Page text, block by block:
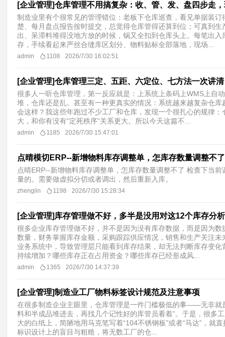
[企业管理]仓库管理不用搞复杂：收、管、发、盘四步走
制造业里有个很常见的管理错位：老板下仓库巡查，看见单据装
楚、每月盘点报告按时提交，总觉得仓库管得还算到位；可真到
出、呆滞料堆得没地方放的时候，锅又全扣到仓库头上。每笔出
存，手续看起来严丝合缝库区划分、物料贴标全部落地，现场...
admin 1108 2026/7/30 16:02:51
[企业管理]仓库管理三定、五距、六定位、七方法一次讲清
很多人一听仓库管理，第一反应就是：上系统上条码上WMS上自
堆，仓库还是乱。甚至有一种更真实的情况：系统越来越复杂仓
会这样？我这些年跑过不少工厂和仓库，发现一个很扎心的规律
大，和你有没有“定死秩序”关系更大。所以今天这篇不...
admin 1185 2026/7/30 15:47:01
点晴模切ERP--新增物料库存调整单，怎库存数量调整不了
点晴ERP--新增物料库存调整单，怎库存数量调整不了 检查下当
量的。需要做虚拟分切或者调出，然后重新入库。
zhenglin 1198 2026/7/30 15:28:34
[企业管理]库存管理做不好，多半是没用对这12个库存分析
很多企业库存管理做不好，并不是因为没有库存数据，而是因为
数量，财务掌握库存金额，采购跟踪供应情况，销售和生产关注
业务系统中，导致管理层只能看到库存结果，却无法判断库存变
持续增加？哪些库存正在占用资金？哪些库存已经形成风...
admin 1365 2026/7/30 14:37:39
[企业管理]制造业工厂物料标签设计规范及注意事项
在很多制造企业主眼里，仓库管理是一件门槛极低的事——无非就
料和半成品堆进去，再找几个记性好的库管员看着”。于是，很多
大的白纸上，简陋地用马克笔写着“104不锈钢板”或者“马达”，就
标识设计上的盲目与粗糙，将无数工厂的仓...